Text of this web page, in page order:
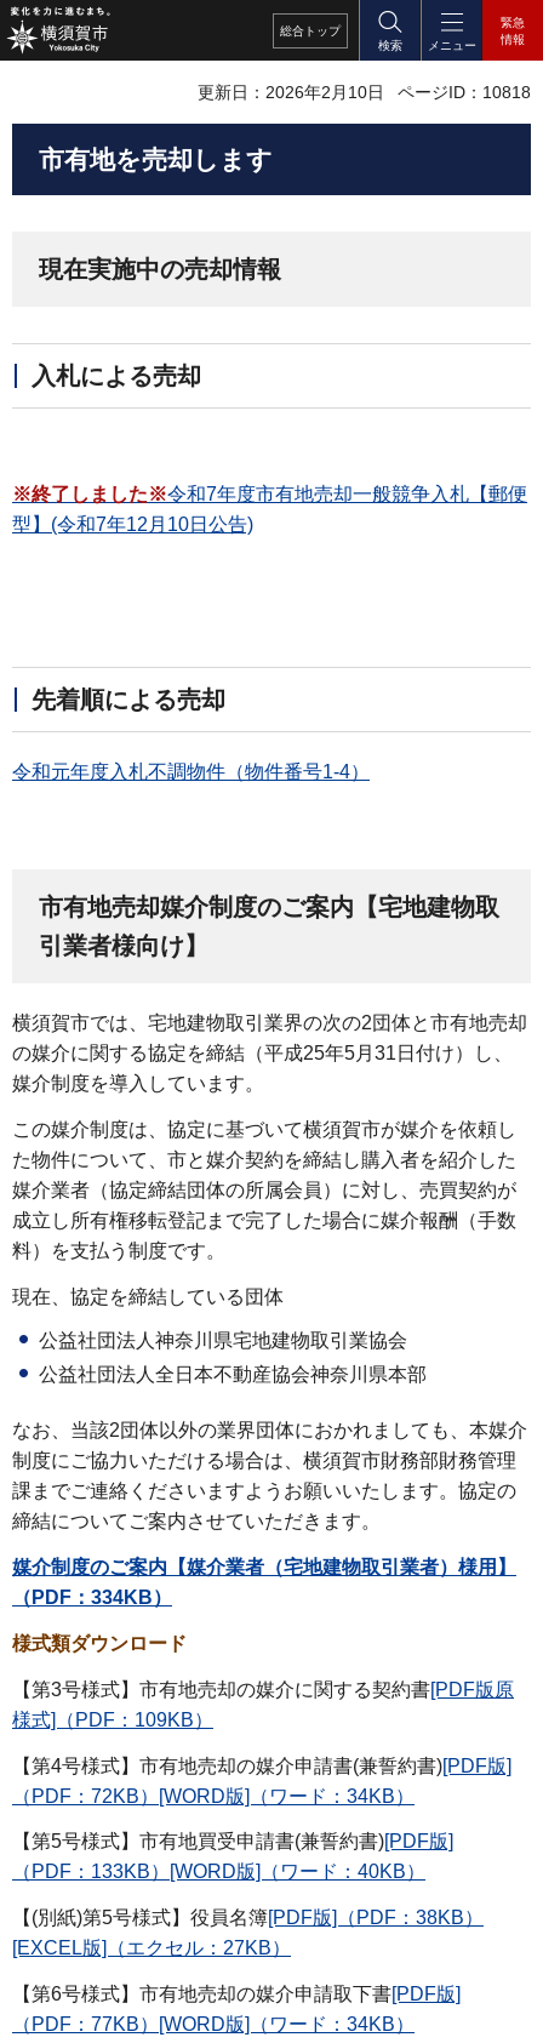
総合 トップ
検索
メニュー
緊急
情報
更新日：2026年2月10日 ページID：10818
市有地を売却します
現在実施中の売却情報
入札による売却
※終了しました※令和7年度市有地売却一般競争入札【郵便
型】(令和7年12月10日公告)
先着順による売却
令和元年度入札不調物件（物件番号1-4）
市有地売却媒介制度のご案内【宅地建物取
引業者様向け】
横須賀市では、宅地建物取引業界の次の2団体と市有地売却
の媒介に関する協定を締結（平成25年5月31日付け）し、
媒介制度を導入しています。
この媒介制度は、協定に基づいて横須賀市が媒介を依頼し
た物件について、市と媒介契約を締結し購入者を紹介した
媒介業者（協定締結団体の所属会員）に対し、売買契約が
成立し所有権移転登記まで完了した場合に媒介報酬（手数
料）を支払う制度です。
現在、協定を締結している団体
公益社団法人神奈川県宅地建物取引業協会
公益社団法人全日本不動産協会神奈川県本部
なお、当該2団体以外の業界団体におかれましても、本媒介
制度にご協力いただける場合は、横須賀市財務部財務管理
課までご連絡くださいますようお願いいたします。協定の
締結についてご案内させていただきます。
媒介制度のご案内【媒介業者（宅地建物取引業者）様用】
（PDF：334KB）
様式類ダウンロード
【第3号様式】市有地売却の媒介に関する契約書[PDF版原
様式]（PDF：109KB）
【第4号様式】市有地売却の媒介申請書(兼誓約書)[PDF版]
（PDF：72KB）
[WORD版]（ワード：34KB）
【第5号様式】市有地買受申請書(兼誓約書)[PDF版]
（PDF：133KB）
[WORD版]（ワード：40KB）
【(別紙)第5号様式】役員名簿[PDF版]（PDF：38KB）
[EXCEL版]（エクセル：27KB）
【第6号様式】市有地売却の媒介申請取下書[PDF版]
（PDF：77KB）
[WORD版]（ワード：34KB）